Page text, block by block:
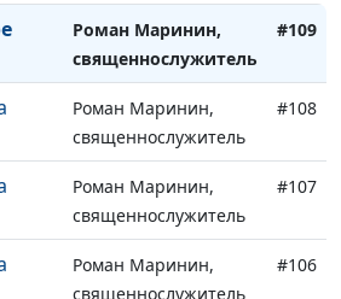
Роман Маринин,
священнослужитель
#109
Роман Маринин,
священнослужитель
#108
Роман Маринин,
священнослужитель
#107
Роман Маринин,
священнослужитель
#106